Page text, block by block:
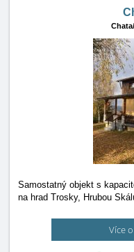
Samostatný objekt s
na hrad Trosky, Hrubou
Více